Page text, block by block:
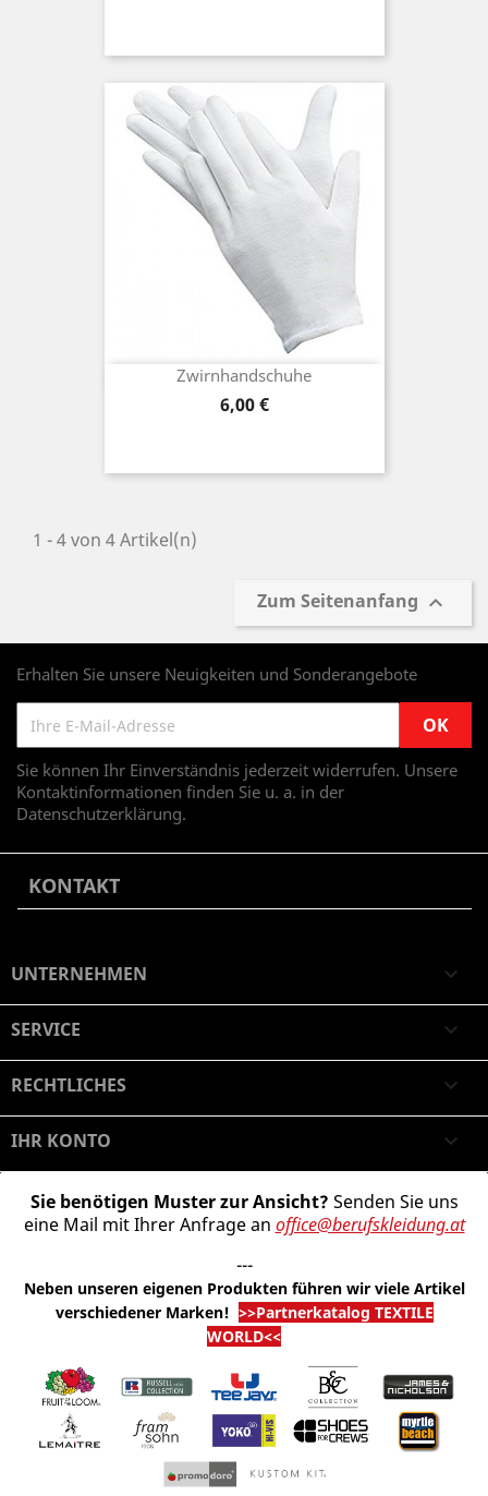
Zwirnhandschuhe
Preis
6,00 €
1 - 4 von 4 Artikel(n)
Zum Seitenanfang 
Erhalten Sie unsere Neuigkeiten und Sonderangebote
Sie können Ihr Einverständnis jederzeit widerrufen. Unsere
Kontaktinformationen finden Sie u. a. in der
Datenschutzerklärung.
KONTAKT
UNTERNEHMEN 
SERVICE 
RECHTLICHES 
IHR KONTO 
Sie benötigen Muster zur Ansicht? Senden Sie uns
eine Mail mit Ihrer Anfrage an office@berufskleidung.at
---
Neben unseren eigenen Produkten führen wir viele Artikel
verschiedener Marken! >>Partnerkatalog TEXTILE
WORLD<<